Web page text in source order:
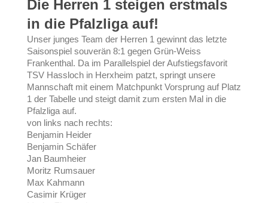
Die Herren 1 steigen erstmals
in die Pfalzliga auf!
Unser junges Team der Herren 1 gewinnt das letzte
Saisonspiel souverän 8:1 gegen Grün-Weiss
Frankenthal. Da im Parallelspiel der Aufstiegsfavorit
TSV Hassloch in Herxheim patzt, springt unsere
Mannschaft mit einem Matchpunkt Vorsprung auf Platz
1 der Tabelle und steigt damit zum ersten Mal in die
Pfalzliga auf.
von links nach rechts:
Benjamin Heider
Benjamin Schäfer
Jan Baumheier
Moritz Rumsauer
Max Kahmann
Casimir Krüger